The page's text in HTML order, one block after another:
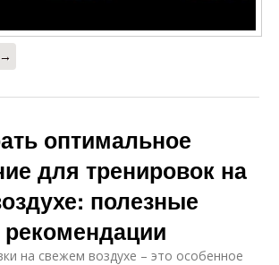
оптимальное
для тренировок на
полезные
на свежем воздухе – это особенное